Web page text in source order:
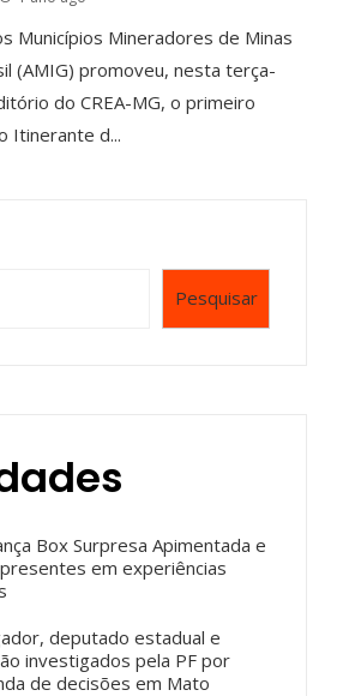
Municípios Mineradores de Minas
(AMIG) promoveu, nesta terça-
do CREA-MG, o primeiro
Itinerante d...
Pesquisar
Box Surpresa Apimentada e
em experiências
deputado estadual e
investigados pela PF por
de decisões em Mato